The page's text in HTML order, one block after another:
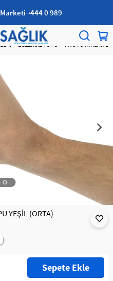
444 0 989
EGZERSİZ TOPU MVS YUVARLAK
YEŞİL (ORTA)